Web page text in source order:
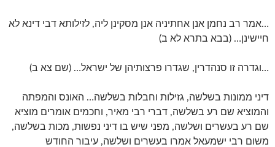
…אמר רב נחמן אנן אחתיניה אנן מסקינן ליה, לזילותא דבי דינא לא
חיישינן… (בבא בתרא לא ב)
…וגדרה זו סנהדרין, שגדרו פרצותיהן של ישראל… (שם צא ב)
דיני ממונות בשלשה, גזילות וחבלות בשלשה… האונס והמפתה
והמוציא שם רע בשלשה, דברי רבי מאיר, וחכמים אומרים מוציא
שם רע בעשרים ושלשה, מפני שיש בו דיני נפשות, מכות בשלשה,
משום רבי ישמעאל אמרו בעשרים ושלשה, עיבור החודש